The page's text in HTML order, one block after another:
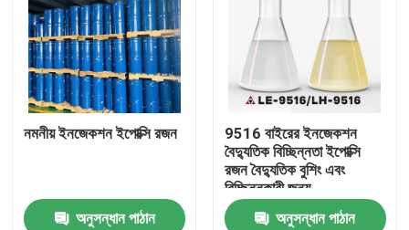
নমনীয় ইনজেকশন ইপোক্সি রজন
অনুসন্ধান পাঠান
9516 বাইরের ইনজেকশন
বৈদ্যুতিক বিচ্ছিন্নতা ইপোক্সি
রজন বৈদ্যুতিক বুশিং এবং
বিচ্ছিন্নকারী জন্য
অনুসন্ধান পাঠান